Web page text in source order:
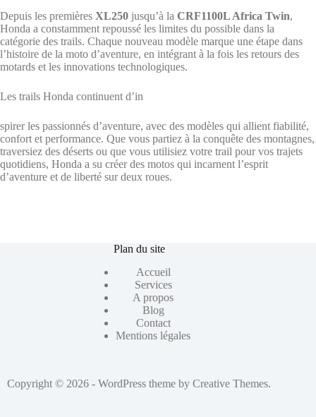
Depuis les premières XL250 jusqu’à la CRF1100L Africa Twin,
Honda a constamment repoussé les limites du possible dans la
catégorie des trails. Chaque nouveau modèle marque une étape dans
l’histoire de la moto d’aventure, en intégrant à la fois les retours des
motards et les innovations technologiques.
Les trails Honda continuent d’in
spirer les passionnés d’aventure, avec des modèles qui allient fiabilité,
confort et performance. Que vous partiez à la conquête des montagnes,
traversiez des déserts ou que vous utilisiez votre trail pour vos trajets
quotidiens, Honda a su créer des motos qui incarnent l’esprit
d’aventure et de liberté sur deux roues.
Plan du site
Accueil
Services
A propos
Blog
Contact
Mentions légales
Copyright © 2026 - WordPress theme byCreative Themes.